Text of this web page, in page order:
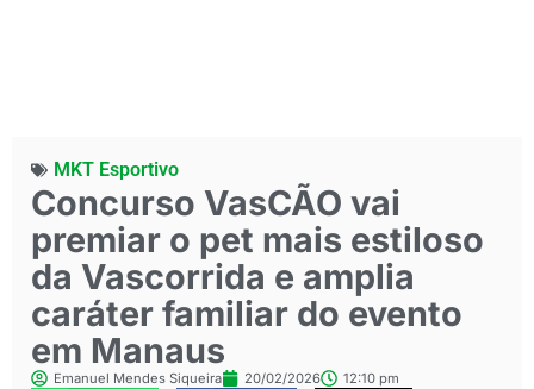
MKT Esportivo
Concurso VasCÃO vai
premiar o pet mais estiloso
da Vascorrida e amplia
caráter familiar do evento
em Manaus
Emanuel Mendes Siqueira 20/02/2026 12:10 pm